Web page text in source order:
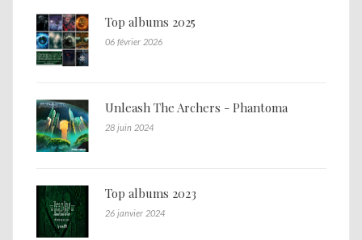
Top albums 2025
06 février 2026
Unleash The Archers - Phantoma
28 juin 2024
Top albums 2023
26 janvier 2024